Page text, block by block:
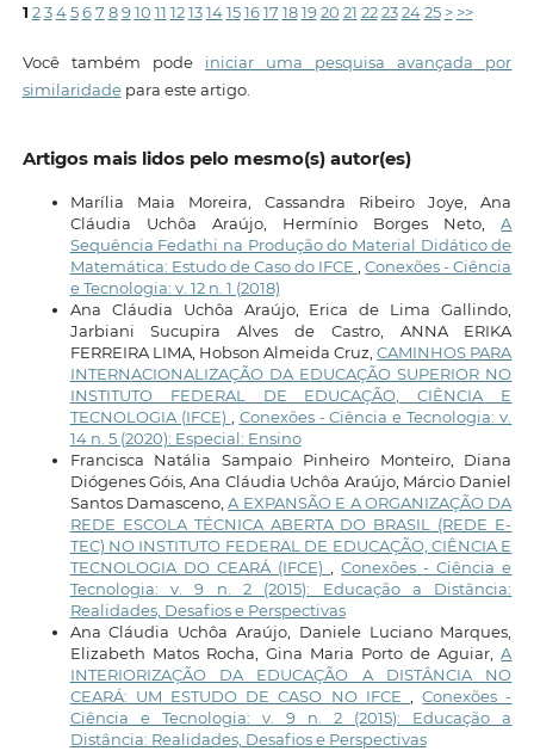
1 2 3 4 5 6 7 8 9 10 11 12 13 14 15 16 17 18 19 20 21 22 23 24 25 > >>
Você também pode iniciar uma pesquisa avançada por
similaridadepara este artigo.
Artigos mais lidos pelo mesmo(s) autor(es)
Marília Maia Moreira, Cassandra Ribeiro Joye, Ana
Cláudia Uchôa Araújo, Hermínio Borges Neto,A
Sequência Fedathi na Produção do Material Didático de
Matemática: Estudo de Caso do IFCE,Conexões - Ciência
e Tecnologia: v. 12 n. 1 (2018)
Ana Cláudia Uchôa Araújo, Erica de Lima Gallindo,
Jarbiani Sucupira Alves de Castro, ANNA ERIKA
FERREIRA LIMA, Hobson Almeida Cruz,CAMINHOS PARA
INTERNACIONALIZAÇÃO DA EDUCAÇÃO SUPERIOR NO
INSTITUTO FEDERAL DE EDUCAÇÃO, CIÊNCIA E
TECNOLOGIA (IFCE) , Conexões - Ciência e Tecnologia: v.
14 n. 5 (2020): Especial: Ensino
Francisca Natália Sampaio Pinheiro Monteiro, Diana
Diógenes Góis, Ana Cláudia Uchôa Araújo, Márcio Daniel
Santos Damasceno,A EXPANSÃO E A ORGANIZAÇÃO DA
REDE ESCOLA TÉCNICA ABERTA DO BRASIL (REDE E-
TEC) NO INSTITUTO FEDERAL DE EDUCAÇÃO, CIÊNCIA E
TECNOLOGIA DO CEARÁ (IFCE) ,Conexões - Ciência e
Tecnologia: v. 9 n. 2 (2015): Educação a Distância:
Realidades, Desafios e Perspectivas
Ana Cláudia Uchôa Araújo, Daniele Luciano Marques,
Elizabeth Matos Rocha, Gina Maria Porto de Aguiar,A
INTERIORIZAÇÃO DA EDUCAÇÃO A DISTÂNCIA NO
CEARÁ: UM ESTUDO DE CASO NO IFCE,Conexões -
Ciência e Tecnologia: v. 9 n. 2 (2015): Educação a
Distância: Realidades, Desafios e Perspectivas